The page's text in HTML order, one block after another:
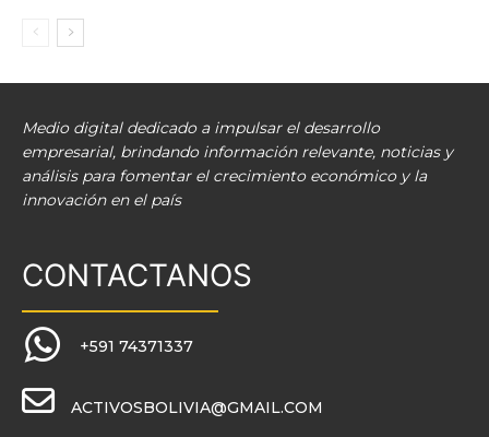
Medio digital dedicado a impulsar el desarrollo
empresarial, brindando información relevante, noticias y
análisis para fomentar el crecimiento económico y la
innovación en el país
CONTACTANOS
+591 74371337
ACTIVOSBOLIVIA@GMAIL.COM